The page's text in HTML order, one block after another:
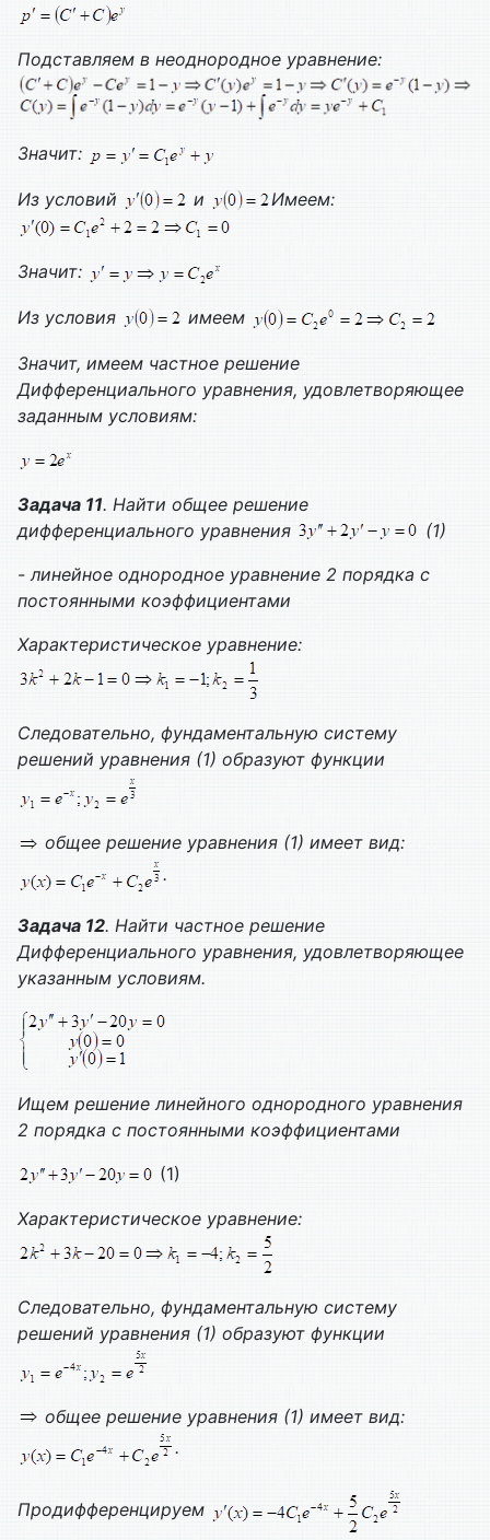
Подставляем в неоднородное уравнение:
Значит:
Из условий и Имеем:
Значит:
Из условия имеем
Значит, имеем частное решение
Дифференциального уравнения, удовлетворяющее
заданным условиям:
Задача 11. Найти общее решение
дифференциального уравнения
(1)
- линейное однородное уравнение 2 порядка с
постоянными коэффициентами
Характеристическое уравнение:
Следовательно, фундаментальную систему
решений уравнения (1) образуют функции
общее решение уравнения (1) имеет вид:
.
Задача 12. Найти частное решение
Дифференциального уравнения, удовлетворяющее
указанным условиям.
Ищем решение линейного однородного уравнения
2 порядка с постоянными коэффициентами
(1)
Характеристическое уравнение:
Следовательно, фундаментальную систему
решений уравнения (1) образуют функции
общее решение уравнения (1) имеет вид:
.
Продифференцируем